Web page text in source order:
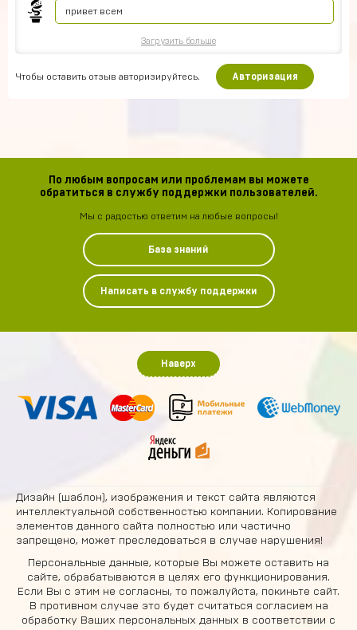
привет всем
Загрузить больше
Чтобы оставить отзыв авторизируйтесь. Авторизация
По любым вопросам или проблемам вы можете
обратиться в службу поддержки пользователей.
Мы с радостью ответим на любые вопросы!
База знаний
Написать в службу поддержки
Наверх
Дизайн (шаблон), изображения и текст сайта являются
интеллектуальной собственностью компании. Копирование
элементов данного сайта полностью или частично
запрещено, может преследоваться в случае нарушения!
Персональные данные, которые Вы можете оставить на
сайте, обрабатываются в целях его функционирования.
Если Вы с этим не согласны, то пожалуйста, покиньте сайт.
В противном случае это будет считаться согласием на
обработку Ваших персональных данных в соответствии с